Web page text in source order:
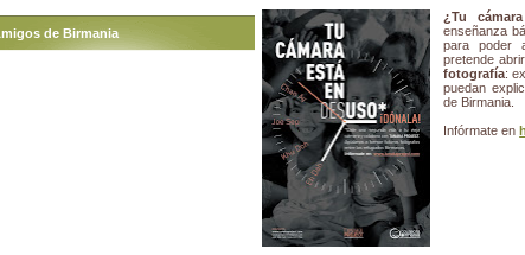
¿Tu
enseñanza
para poder
pretende
fotografía:
puedan
de Birmania.
Infórmate en
de Birmania